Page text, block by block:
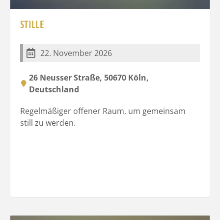
STILLE
22. November 2026
26 Neusser Straße, 50670 Köln,
Deutschland
Regelmäßiger offener Raum, um gemeinsam
still zu werden.